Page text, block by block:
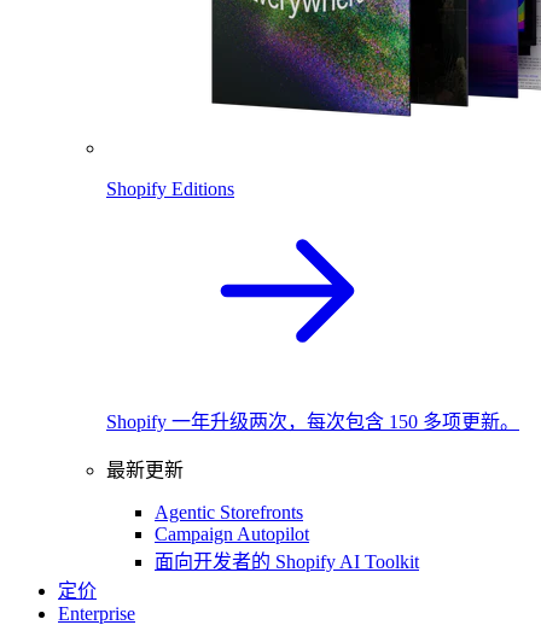
Shopify Editions
Shopify 一年升级两次，每次包含 150 多项更新。
最新更新
Agentic Storefronts
Campaign Autopilot
面向开发者的 Shopify AI Toolkit
定价
Enterprise